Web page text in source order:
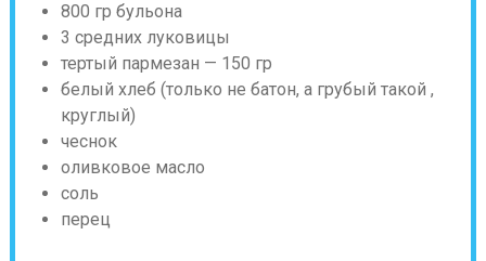
800 гр бульона
3 средних луковицы
тертый пармезан — 150 гр
белый хлеб (только не батон, а грубый такой ,
круглый)
чеснок
оливковое масло
соль
перец